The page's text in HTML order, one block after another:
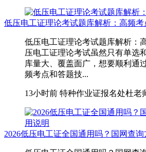
低压电工证理论考试题库解析：高频
低压电工证理论考试题库解析：
压电工证理论考试虽然只有单选
库量大、覆盖面广，想要顺利通
频考点和答题技...
13小时前 特种作业证报名处杜老
2026低压电工证全国通用吗？国网查